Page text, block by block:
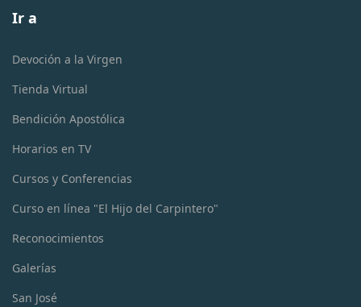
Ir a
Devoción a la Virgen
Tienda Virtual
Bendición Apostólica
Horarios en TV
Cursos y Conferencias
Curso en línea "El Hijo del Carpintero"
Reconocimientos
Galerías
San José